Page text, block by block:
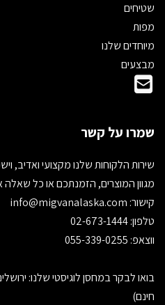
שטיחים
מפות
מיוחדים שלנו
מבצעים
שמרו על קשר
שירות הלקוחות שלנו מקצועי ואדיב,
מגוון המוצרים, הזמנתכם או כל שאלה
קישור:
טלפון: 02-673-1444
ווצאפ: 055-339-0255
חינם)